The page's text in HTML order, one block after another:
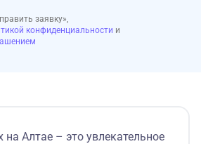
заявку»,
конфиденциальности и
Алтае – это увлекательное